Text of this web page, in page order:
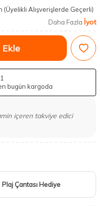
(Üyelikli Alışverişlerde Geçerli)
Daha Fazla İyot
bugün kargoda
içeren takviye edici
Plaj Çantası Hediye